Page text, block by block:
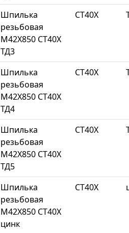
Шпилька
резьбовая
М42Х850 СТ40Х
ТД3
СТ40Х
Шпилька
резьбовая
М42Х850 СТ40Х
ТД4
СТ40Х
Шпилька
резьбовая
М42Х850 СТ40Х
ТД5
СТ40Х
Шпилька
резьбовая
М42Х850 СТ40Х
цинк
СТ40Х